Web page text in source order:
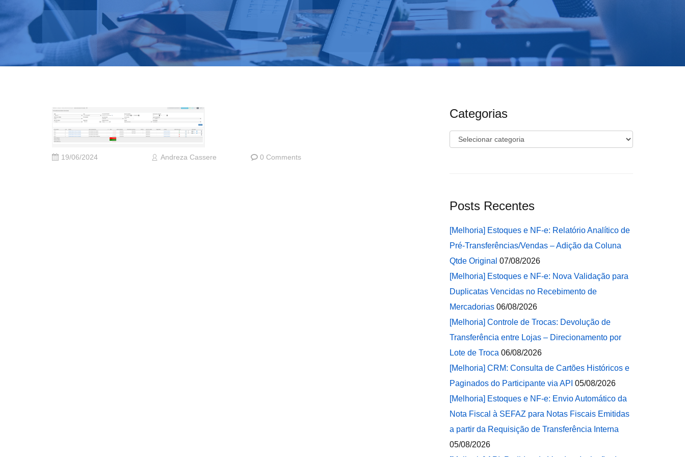
19/06/2024 Andreza Cassere 0 Comments
Categorias
Categorias
Posts Recentes
[Melhoria] Estoques e NF-e: Relatório Analítico de
Pré-Transferências/Vendas – Adição da Coluna
Qtde Original 07/08/2026
[Melhoria] Estoques e NF-e: Nova Validação para
Duplicatas Vencidas no Recebimento de
Mercadorias 06/08/2026
[Melhoria] Controle de Trocas: Devolução de
Transferência entre Lojas – Direcionamento por
Lote de Troca 06/08/2026
[Melhoria] CRM: Consulta de Cartões Históricos e
Paginados do Participante via API 05/08/2026
[Melhoria] Estoques e NF-e: Envio Automático da
Nota Fiscal à SEFAZ para Notas Fiscais Emitidas
a partir da Requisição de Transferência Interna
05/08/2026